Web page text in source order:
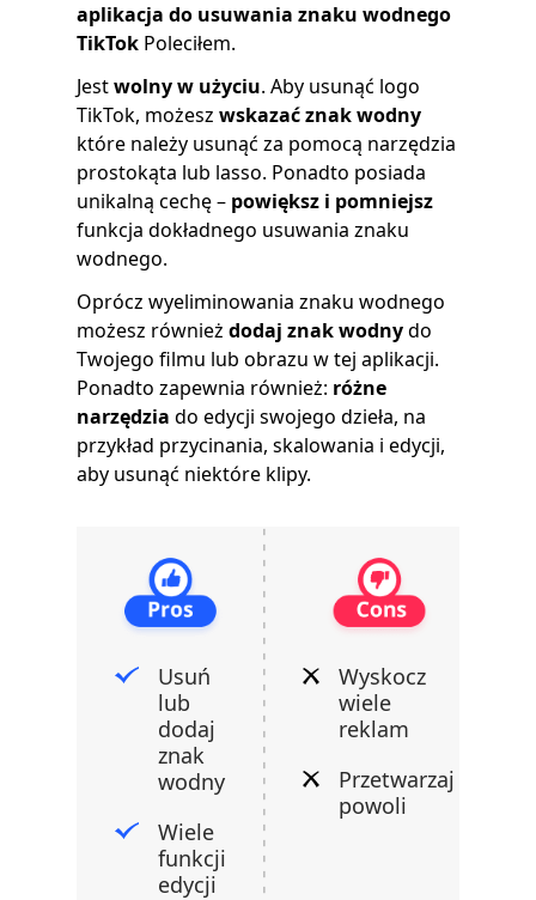
aplikacja do usuwania znaku wodnego
TikTok Poleciłem.
Jestwolnyw użyciu. Aby usunąć logo
TikTok, możesz wskazać znak wodny
które należy usunąć za pomocą narzędzia
prostokąta lub lasso. Ponadto posiada
unikalną cechę – powiększ i pomniejsz
funkcja dokładnego usuwania znaku
wodnego.
Oprócz wyeliminowania znaku wodnego
możesz również dodaj znak wodnydo
Twojego filmu lub obrazu w tej aplikacji.
Ponadto zapewnia również: różne
narzędzia do edycji swojego dzieła, na
przykład przycinania, skalowania i edycji,
aby usunąć niektóre klipy.
Usuń
lub
dodaj
znak
wodny
Wiele
funkcji
edycji
Wyskocz
wiele
reklam
Przetwarzaj
powoli